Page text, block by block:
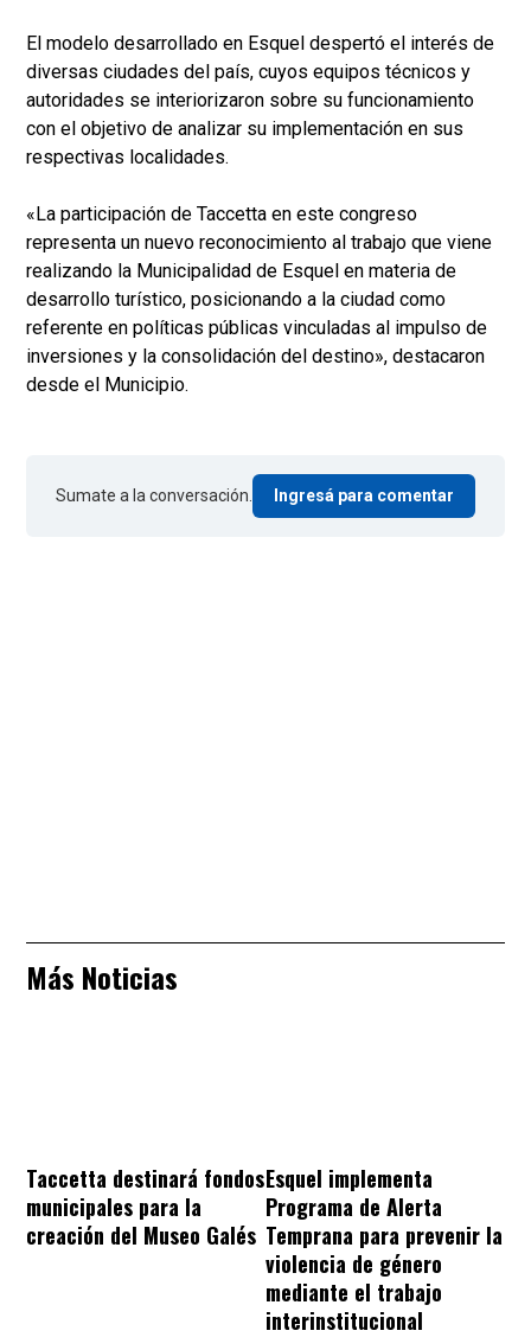
El modelo desarrollado en Esquel despertó el interés de
diversas ciudades del país, cuyos equipos técnicos y
autoridades se interiorizaron sobre su funcionamiento
con el objetivo de analizar su implementación en sus
respectivas localidades.
«La participación de Taccetta en este congreso
representa un nuevo reconocimiento al trabajo que viene
realizando la Municipalidad de Esquel en materia de
desarrollo turístico, posicionando a la ciudad como
referente en políticas públicas vinculadas al impulso de
inversiones y la consolidación del destino», destacaron
desde el Municipio.
Sumate a la conversación. Ingresá para comentar
Más Noticias
Taccetta destinará fondos
municipales para la
creación del Museo Galés
Esquel implementa
Programa de Alerta
Temprana para prevenir la
violencia de género
mediante el trabajo
interinstitucional